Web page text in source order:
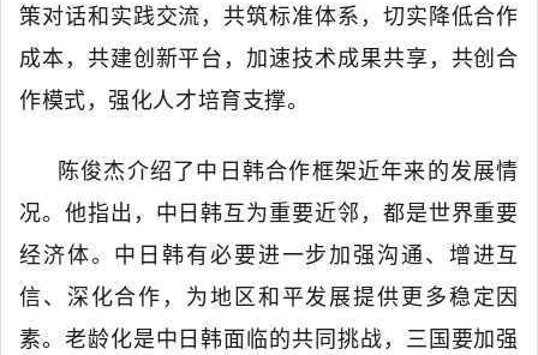
策对话和实践交流，共筑标准体系，切实降低合作
成本，共建创新平台，加速技术成果共享，共创合
作模式，强化人才培育支撑。
陈俊杰介绍了中日韩合作框架近年来的发展情
况。他指出，中日韩互为重要近邻，都是世界重要
经济体。中日韩有必要进一步加强沟通、增进互
信、深化合作，为地区和平发展提供更多稳定因
素。老龄化是中日韩面临的共同挑战，三国要加强